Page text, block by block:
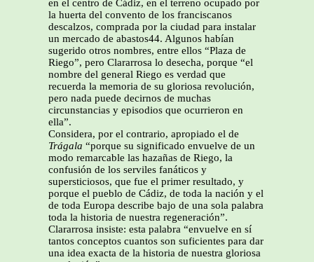
en el centro de Cádiz, en el terreno ocupado por
la huerta del convento de los franciscanos
descalzos, comprada por la ciudad para instalar
un mercado de abastos44. Algunos habían
sugerido otros nombres, entre ellos “Plaza de
Riego”, pero Clararrosa lo desecha, porque “el
nombre del general Riego es verdad que
recuerda la memoria de su gloriosa revolución,
pero nada puede decirnos de muchas
circunstancias y episodios que ocurrieron en
ella”.
Considera, por el contrario, apropiado el de
Trágala “porque su significado envuelve de un
modo remarcable las hazañas de Riego, la
confusión de los serviles fanáticos y
supersticiosos, que fue el primer resultado, y
porque el pueblo de Cádiz, de toda la nación y el
de toda Europa describe bajo de una sola palabra
toda la historia de nuestra regeneración”.
Clararrosa insiste: esta palabra “envuelve en sí
tantos conceptos cuantos son suficientes para dar
una idea exacta de la historia de nuestra gloriosa